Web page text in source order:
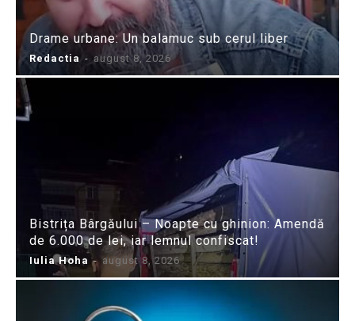
Drame urbane: Un balamuc sub cerul liber
Redactia - august 8, 2026
Bistrița Bârgăului – Noapte cu ghinion: Amendă
de 6.000 de lei, iar lemnul confiscat!
Iulia Hoha - august 8, 2026